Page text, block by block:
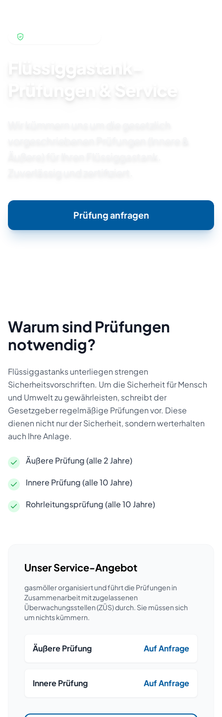
Flüssiggastank-
Prüfungen & Service
Prüfung anfragen
Warum sind Prüfungen
notwendig?
Flüssiggastanks unterliegen strengen
Sicherheitsvorschriften. Um die Sicherheit für Mensch
und Umwelt zu gewährleisten, schreibt der
Gesetzgeber regelmäßige Prüfungen vor. Diese
dienen nicht nur der Sicherheit, sondern werterhalten
auch Ihre Anlage.
Äußere Prüfung (alle 2 Jahre)
Innere Prüfung (alle 10 Jahre)
Rohrleitungsprüfung (alle 10 Jahre)
Unser Service-Angebot
gasmöller organisiert und führt die Prüfungen in
Zusammenarbeit mit zugelassenen
Überwachungsstellen (ZÜS) durch. Sie müssen sich
um nichts kümmern.
Äußere Prüfung Auf Anfrage
Innere Prüfung Auf Anfrage